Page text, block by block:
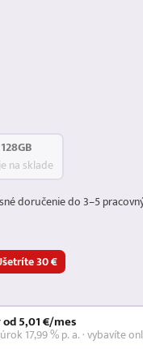
128GB
na sklade
doručenie do 3–5
30 €
5,01 €/mes
17,99 % p. a. · vybavíte